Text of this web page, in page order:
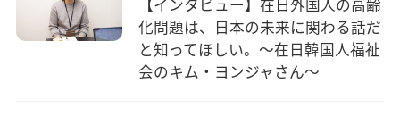
【インタビュー】在日外国人の高齢
化問題は、日本の未来に関わる話だ
と知ってほしい。～在日韓国人福祉
会のキム・ヨンジャさん～